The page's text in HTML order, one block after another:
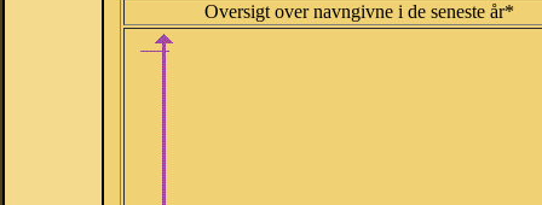
Oversigt over navngivne i de seneste år*